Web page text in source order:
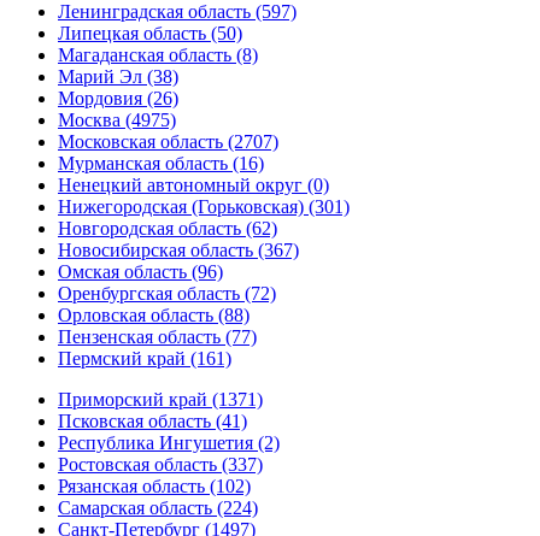
Ленинградская область (597)
Липецкая область (50)
Магаданская область (8)
Марий Эл (38)
Мордовия (26)
Москва (4975)
Московская область (2707)
Мурманская область (16)
Ненецкий автономный округ (0)
Нижегородская (Горьковская) (301)
Новгородская область (62)
Новосибирская область (367)
Омская область (96)
Оренбургская область (72)
Орловская область (88)
Пензенская область (77)
Пермский край (161)
Приморский край (1371)
Псковская область (41)
Республика Ингушетия (2)
Ростовская область (337)
Рязанская область (102)
Самарская область (224)
Санкт-Петербург (1497)